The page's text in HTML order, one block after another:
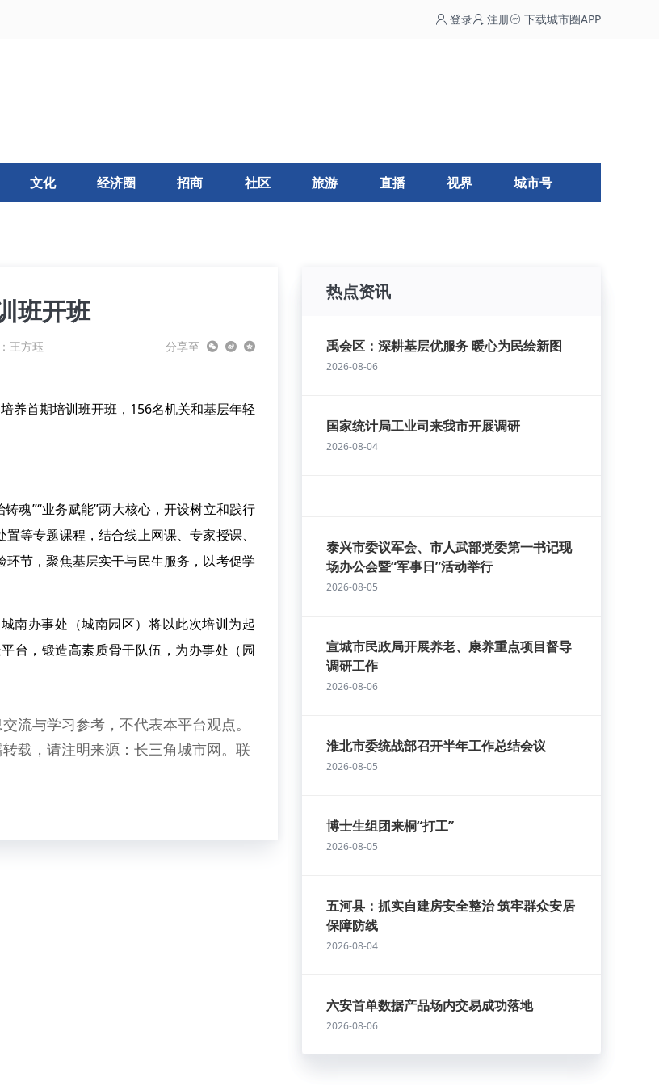
登录 注册 下载城市圈APP
文化 经济圈 招商 社区 旅游 直播 视界 城市号
班开班
王方珏
分享至
养首期培训班开班，156名机关和基层年轻
魂”“业务赋能”两大核心，开设树立和践行
等专题课程，结合线上网课、专家授课、
节，聚焦基层实干与民生服务，以考促学
南办事处（城南园区）将以此次培训为起
台，锻造高素质骨干队伍，为办事处（园
流与学习参考，不代表本平台观点。
载，请注明来源：长三角城市网。联
热点资讯
禹会区：深耕基层优服务 暖心为民绘新图
2026-08-06
国家统计局工业司来我市开展调研
2026-08-04
泰兴市委议军会、市人武部党委第一书记现
场办公会暨“军事日”活动举行
2026-08-05
宣城市民政局开展养老、康养重点项目督导
调研工作
2026-08-06
淮北市委统战部召开半年工作总结会议
2026-08-05
博士生组团来桐“打工”
2026-08-05
五河县：抓实自建房安全整治 筑牢群众安居
保障防线
2026-08-04
六安首单数据产品场内交易成功落地
2026-08-06